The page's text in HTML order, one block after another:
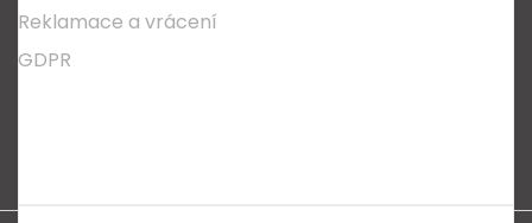
Reklamace a vrácení
GDPR